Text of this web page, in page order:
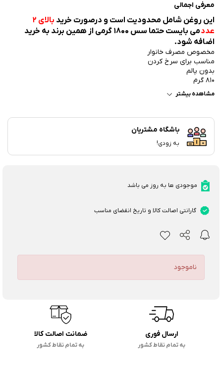
معرفی اجمالی
این روغن شامل محدودیت است و درصورت خرید
بالای 2
عدد
می بایست حتما سس 1800 گرمی از همین برند به خرید
اضافه شود.
مخصوص مصرف خانوار
مناسب برای سرخ کردن
بدون پالم
810 گرم
مشاهده بیشتر
باشگاه مشتریان
به زودی!
موجودی ها به روز می باشد
گارانتی اصالت کالا و تاریخ انقضای مناسب
ناموجود
ارسال فوری
به تمام نقاط کشور
ضمانت اصالت کالا
به تمام نقاط کشور